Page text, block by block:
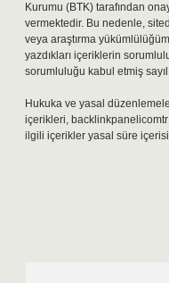
Kurumu (BTK) tarafından
vermektedir. Bu nedenle,
veya araştırma
yazdıkları içeriklerin
sorumluluğu kabul etmiş
Hukuka ve yasal
içerikleri,
ilgili içerikler yasal süre